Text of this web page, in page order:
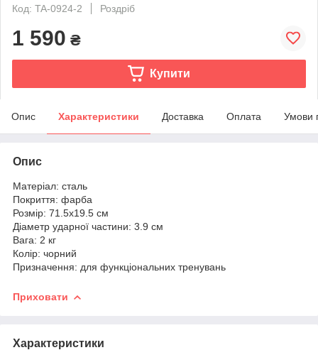
Код: TA-0924-2
Роздріб
1 590 ₴
Купити
Опис Характеристики Доставка Оплата Умови
Опис
Матеріал: сталь
Покриття: фарба
Розмір: 71.5х19.5 см
Діаметр ударної частини: 3.9 см
Вага: 2 кг
Колір: чорний
Призначення: для функціональних тренувань
Приховати
Характеристики